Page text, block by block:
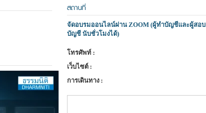
สถานที่
จัดอบรมออนไลน์ผ่าน ZOOM (ผู้ทำบัญชีและผู้สอบ
บัญชี นับชั่วโมงได้)
โทรศัพท์ :
เว็บไซต์ :
การเดินทาง :